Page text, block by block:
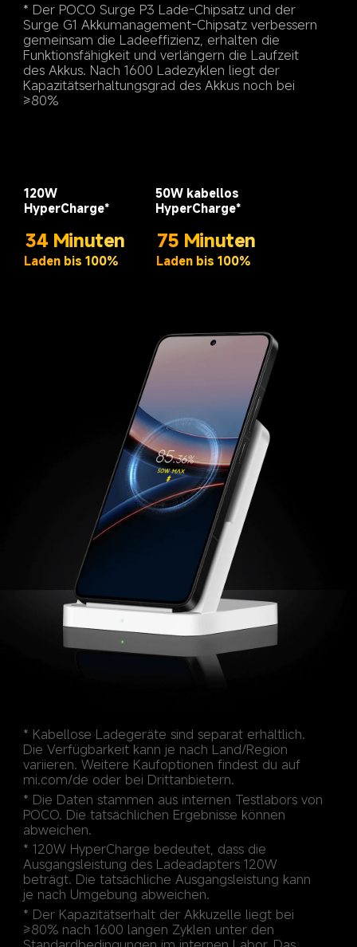
* Der POCO Surge P3 Lade-Chipsatz und der
Surge G1 Akkumanagement-Chipsatz verbessern
gemeinsam die Ladeeffizienz, erhalten die
Funktionsfähigkeit und verlängern die Laufzeit
des Akkus. Nach 1600 Ladezyklen liegt der
Kapazitätserhaltungsgrad des Akkus noch bei
120W
HyperCharge*
34 Minuten
Laden bis 100%
50W kabellos
HyperCharge*
75 Minuten
Laden bis 100%
* Kabellose Ladegeräte sind separat erhältlich.
Die Verfügbarkeit kann je nach Land/Region
variieren. Weitere Kaufoptionen findest du auf
* Die Daten stammen aus internen Testlabors von
POCO. Die tatsächlichen Ergebnisse können
* 120W HyperCharge bedeutet, dass die
Ausgangsleistung des Ladeadapters 120W
beträgt. Die tatsächliche Ausgangsleistung kann
je nach Umgebung abweichen.
* Der Kapazitätserhalt der Akkuzelle liegt bei
≥80% nach 1600 langen Zyklen unter den